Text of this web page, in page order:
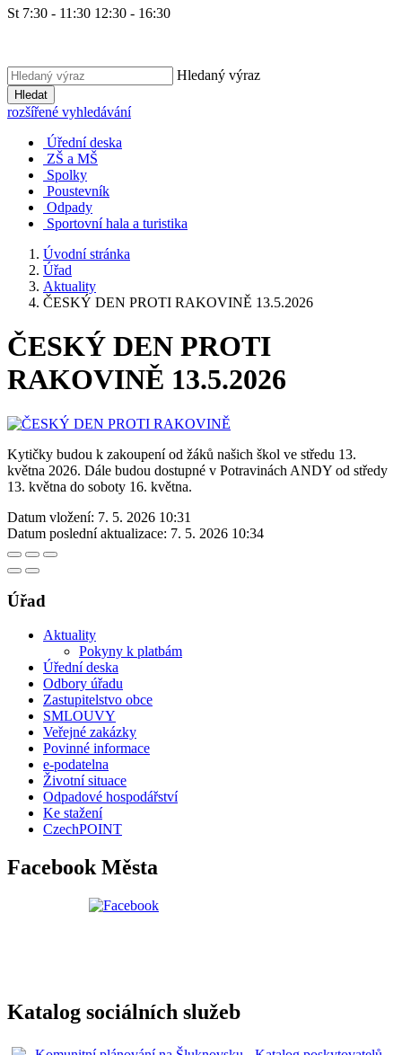
St 7:30 - 11:30 12:30 - 16:30
Hledaný výraz
Hledat
rozšířené vyhledávání
Úřední deska
ZŠ a MŠ
Spolky
Poustevník
Odpady
Sportovní hala a turistika
Úvodní stránka
Úřad
Aktuality
ČESKÝ DEN PROTI RAKOVINĚ 13.5.2026
ČESKÝ DEN PROTI
RAKOVINĚ 13.5.2026
Kytičky budou k zakoupení od žáků našich škol ve středu 13.
května 2026. Dále budou dostupné v Potravinách ANDY od středy
13. května do soboty 16. května.
Datum vložení: 7. 5. 2026 10:31
Datum poslední aktualizace: 7. 5. 2026 10:34
Úřad
Aktuality
Pokyny k platbám
Úřední deska
Odbory úřadu
Zastupitelstvo obce
SMLOUVY
Veřejné zakázky
Povinné informace
e-podatelna
Životní situace
Odpadové hospodářství
Ke stažení
CzechPOINT
Facebook Města
Katalog sociálních služeb